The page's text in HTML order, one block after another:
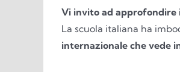
Vi invito ad approfondire
La scuola italiana ha
internazionale che vede